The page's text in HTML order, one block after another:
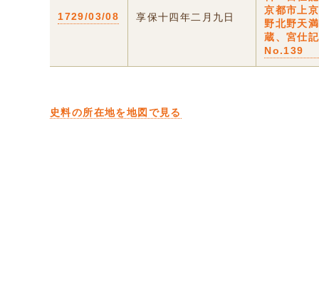
1729/03/08 享保十四年二月九日
京都市上
野北野天
蔵、宮仕
No.139
史料の所在地を地図で見る